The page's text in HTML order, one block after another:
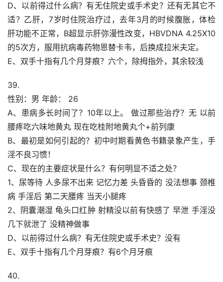
D、以前得过什么病？有无住院史或手术史？还有无其它不
适？乙肝，7岁时住院治疗过，去年3月的时候腹胀，体检
肝功能不正常，B超显示肝弥漫性改变，HBVDNA 4.25X10
的5次方，服用抗病毒药物恩替卡韦，后换成拉米夫定。
E、双手十指有几个月芽痕？六个，除拇指外，其余较浅
39.
性别：男 年龄： 26
A、患病多长时间了？10年以上。 做过那些治疗？无 以前
腰疼吃六味地黄丸 现在吃桂附地黄丸个+前列康
B、最初是如何引起的？初中时期看黄色书籍录象产生，手
淫不良习惯！
C、现在的主要症状是什么？有何明显不适之处？
1、尿等待 人多尿不出来 记忆力差 头昏昏的 没法想事 颈椎
病 手淫后 第二天腰疼 当天小腿疼
2、阴囊潮湿 龟头口红肿 射精没以前有快感了 早泄 手淫没
几下就泄了 没精神做事
D、以前得过什么病？有无住院史或手术史？没有
E、双手十指有几个月芽痕？有6个月牙痕
40.